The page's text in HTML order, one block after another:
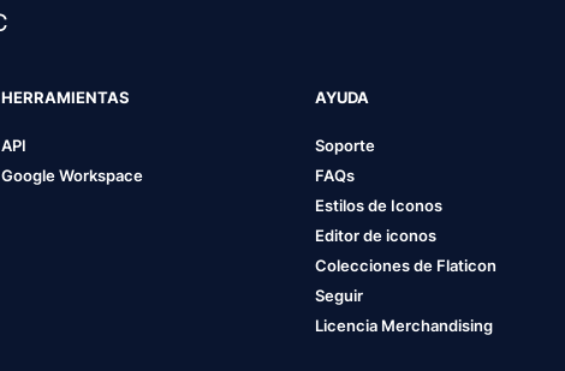
HERRAMIENTAS
API
Google Workspace
AYUDA
Soporte
FAQs
Estilos de Iconos
Editor de iconos
Colecciones de Flaticon
Seguir
Licencia Merchandising